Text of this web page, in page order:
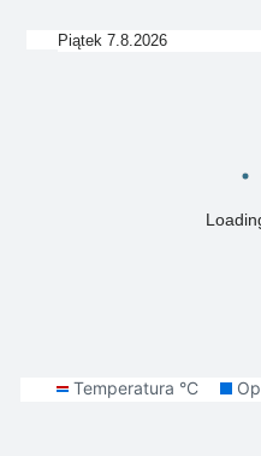
Piątek 7.8.2026